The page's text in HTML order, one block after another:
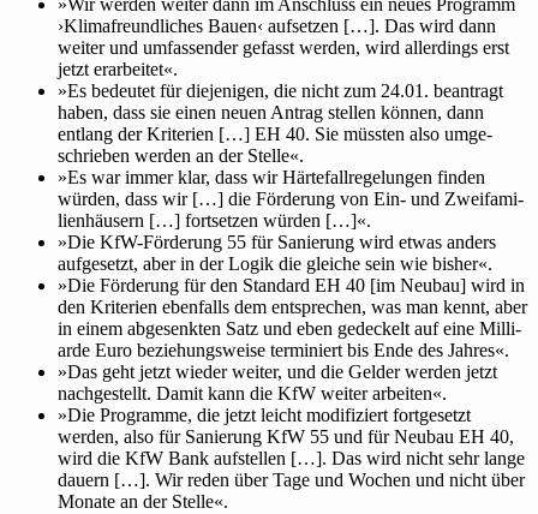
»Wir werden weiter dann im Anschluss ein neues Pro­gramm
›Kli­ma­freund­li­ches Bauen‹ auf­setzen […]. Das wird dann
weiter und umfas­sender gefasst werden, wird aller­dings erst
jetzt erarbeitet«.
»Es bedeutet für die­je­nigen, die nicht zum 24.01. bean­tragt
haben, dass sie einen neuen Antrag stellen können, dann
entlang der Kri­te­rien […] EH 40. Sie müssten also umge­
schrieben werden an der Stelle«.
»Es war immer klar, dass wir Här­te­fall­re­ge­lungen finden
würden, dass wir […] die För­de­rung von Ein- und Zwei­fa­mi­
li­en­häu­sern […] fort­setzen würden […]«.
»Die KfW-För­de­rung 55 für Sanie­rung wird etwas anders
auf­ge­setzt, aber in der Logik die gleiche sein wie bisher«.
»Die För­de­rung für den Stan­dard EH 40 [im Neubau] wird in
den Kri­te­rien eben­falls dem ent­spre­chen, was man kennt, aber
in einem abge­senkten Satz und eben gede­ckelt auf eine Mil­li­
arde Euro bezie­hungs­weise ter­mi­niert bis Ende des Jahres«.
»Das geht jetzt wieder weiter, und die Gelder werden jetzt
nach­ge­stellt. Damit kann die KfW weiter arbeiten«.
»Die Pro­gramme, die jetzt leicht modi­fi­ziert fort­ge­setzt
werden, also für Sanie­rung KfW 55 und für Neubau EH 40,
wird die KfW Bank auf­stellen […]. Das wird nicht sehr lange
dauern […]. Wir reden über Tage und Wochen und nicht über
Monate an der Stelle«.